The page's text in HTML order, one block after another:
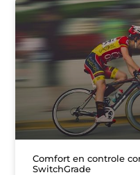
Comfort en controle
SwitchGrade